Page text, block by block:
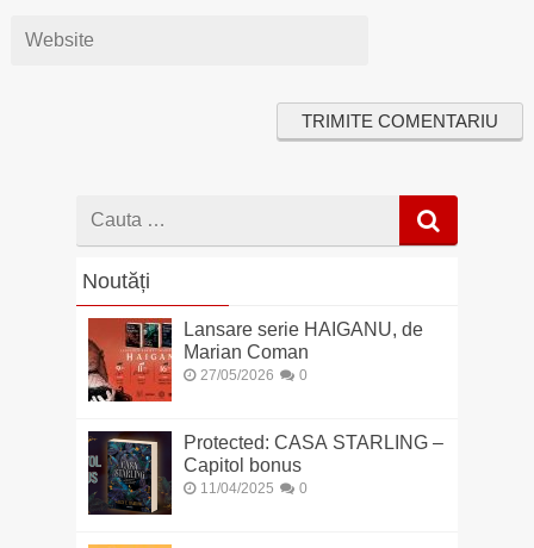
Cauta
Noutăți
Lansare serie HAIGANU, de
Marian Coman
27/05/2026 0
Protected: CASA STARLING –
Capitol bonus
11/04/2025 0